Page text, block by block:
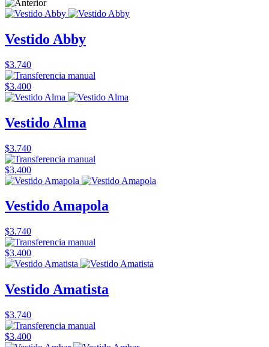
Vestido Abby
$3.740
$3.400
Vestido Alma
$3.740
$3.400
Vestido Amapola
$3.740
$3.400
Vestido Amatista
$3.740
$3.400